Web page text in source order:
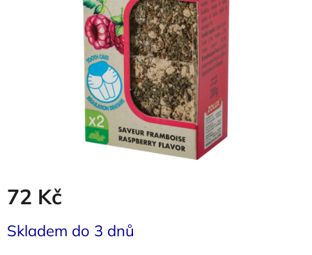
hvězdiček.
72 Kč
cena:
Skladem do 3 dnů